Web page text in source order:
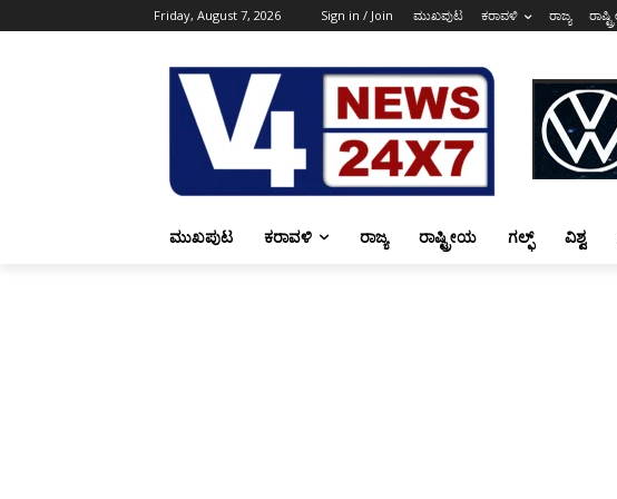
Friday, August 7, 2026 Sign in / Join ಮುಖಪುಟ ಕರಾವಳಿ ರಾಜ್ಯ
ಮುಖಪುಟ ಕರಾವಳಿ ರಾಜ್ಯ ರಾಷ್ಟ್ರೀಯ ಗಲ್ಫ್ ವಿಶ್ವ